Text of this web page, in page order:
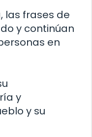
las frases de
y continúan
en
y
y su